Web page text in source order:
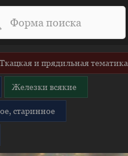
Ткацкая и прядильная тематика
Железки всякие
старинное